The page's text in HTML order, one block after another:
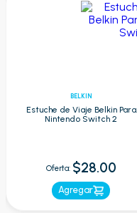
BELKIN
Estuche de Viaje Belkin Para
Nintendo Switch 2
Oferta: $28.00
Agregar